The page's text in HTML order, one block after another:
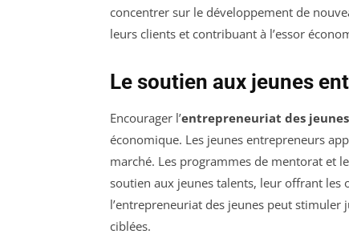
concentrer sur le développement de
leurs clients et contribuant à l’essor
Le soutien aux jeunes
Encourager l’entrepreneuriat des jeunes
économique. Les jeunes entrepreneurs
marché. Les programmes de mentorat et
soutien aux jeunes talents, leur offrant les
l’entrepreneuriat des jeunes peut stimuler
ciblées.